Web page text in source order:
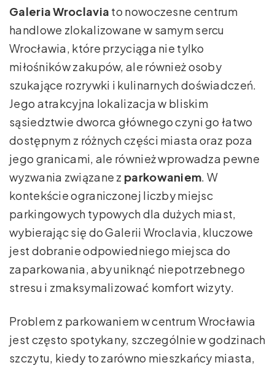
Galeria Wroclavia to nowoczesne centrum
handlowe zlokalizowane w samym sercu
Wrocławia, które przyciąga nie tylko
miłośników zakupów, ale również osoby
szukające rozrywki i kulinarnych doświadczeń.
Jego atrakcyjna lokalizacja w bliskim
sąsiedztwie dworca głównego czyni go łatwo
dostępnym z różnych części miasta oraz poza
jego granicami, ale również wprowadza pewne
wyzwania związane z parkowaniem. W
kontekście ograniczonej liczby miejsc
parkingowych typowych dla dużych miast,
wybierając się do Galerii Wroclavia, kluczowe
jest dobranie odpowiedniego miejsca do
zaparkowania, aby uniknąć niepotrzebnego
stresu i zmaksymalizować komfort wizyty.
Problem z parkowaniem w centrum Wrocławia
jest często spotykany, szczególnie w godzinach
szczytu, kiedy to zarówno mieszkańcy miasta,